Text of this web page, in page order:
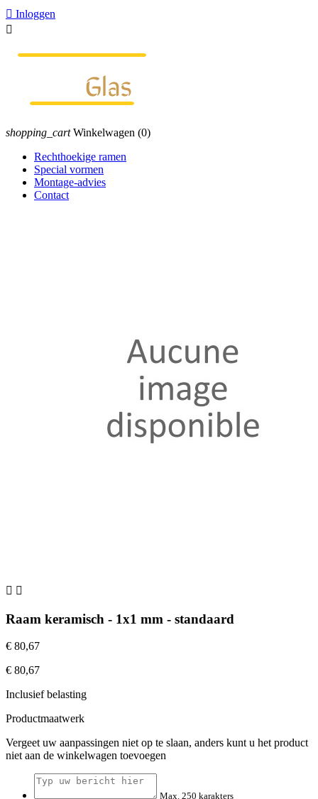
 Inloggen

shopping_cart Winkelwagen (0)
Rechthoekige ramen
Special vormen
Montage-advies
Contact
 
Raam keramisch - 1x1 mm - standaard
€ 80,67
€ 80,67
Inclusief belasting
Productmaatwerk
Vergeet uw aanpassingen niet op te slaan, anders kunt u het product
niet aan de winkelwagen toevoegen
Max. 250 karakters